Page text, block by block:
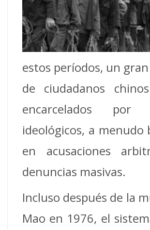
estos períodos, un
de ciudadanos
encarcelados por
ideológicos, a menudo
en acusaciones
denuncias masivas.
Incluso después de la
Mao en 1976, el